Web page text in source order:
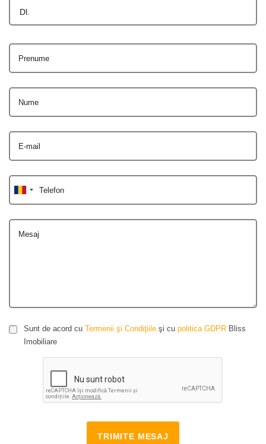
Dl.
Prenume
Nume
E-mail
Telefon
Mesaj
Sunt de acord cu Termenii şi Condiţiile şi cu politica GDPR Bliss
Imobiliare
TRIMITE MESAJ